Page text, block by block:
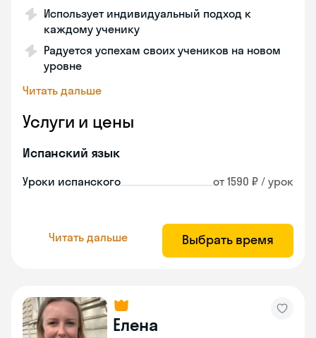
Использует индивидуальный подход к
каждому ученику
Радуется успехам своих учеников на новом
уровне
Читать дальше
Услуги и цены
Испанский язык
Уроки испанского от 1590 ₽ / урок
Читать дальше Выбрать время
Елена